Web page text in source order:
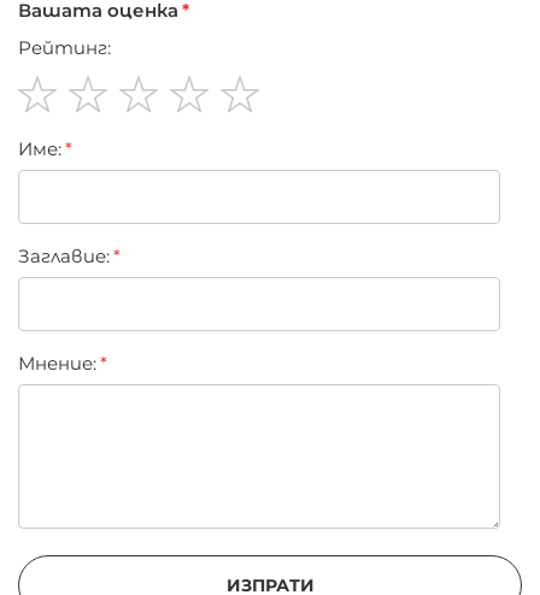
Вашата оценка
Рейтинг:
star
stars
stars
stars
stars
Име:
Заглавиe:
Мнение:
ИЗПРАТИ